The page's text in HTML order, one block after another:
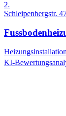
2.
Schleipenbergstr.
Heizungsinstallation
KI-